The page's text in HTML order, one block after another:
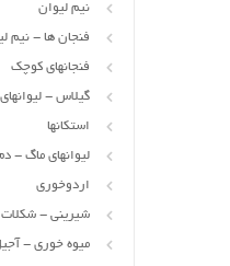
نیم لیوان
فنجان ها - نیم
فنجانهای کوچک
گیلاس - لیوانهای
استکانها
لیوانهای ماگ -
اردوخوری
شیرینی -
میوه خوری -